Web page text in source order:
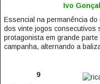
Ivo
Essencial na permanência
dos vinte jogos consecutivos
protagonista em grande
campanha, alternando a
9